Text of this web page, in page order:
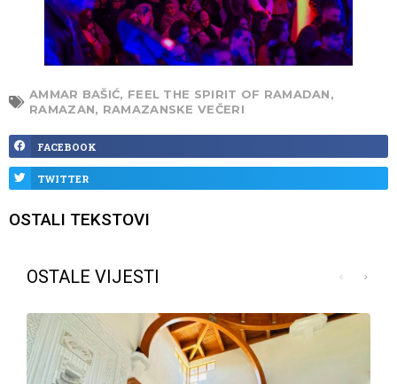
AMMAR BAŠIĆ, FEEL THE SPIRIT OF RAMADAN,
RAMAZAN, RAMAZANSKE VEČERI
FACEBOOK
TWITTER
OSTALI TEKSTOVI
OSTALE VIJESTI